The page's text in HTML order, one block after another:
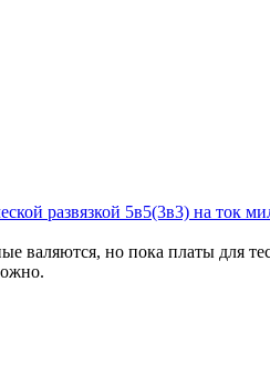
развязкой 5в5(3в3) на ток
валяются, но пока платы для